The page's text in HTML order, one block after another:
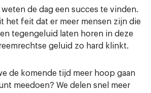
weten de dag een succes te vinden.
het feit dat er meer mensen zijn die
tegengeluid laten horen in deze
geluid zo hard klinkt.
de komende tijd meer hoop gaan
meedoen? We delen snel meer